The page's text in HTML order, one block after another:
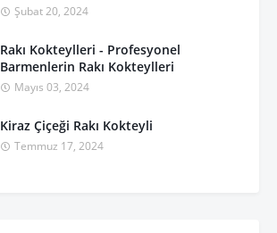
Şubat 20, 2024
Rakı Kokteylleri - Profesyonel
Barmenlerin Rakı Kokteylleri
Mayıs 03, 2024
Kiraz Çiçeği Rakı Kokteyli
Temmuz 17, 2024